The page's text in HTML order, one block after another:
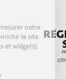
pour mesurer
aussi pour enrichir
et